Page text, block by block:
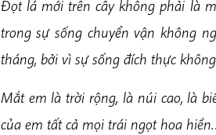
Đọt lá mới trên cây không phải là
trong sự sống chuyển vận không
tháng, bởi vì sự sống đích thực
Mắt em là trời rộng, là núi cao, là
của em tất cả mọi trái ngọt hoa